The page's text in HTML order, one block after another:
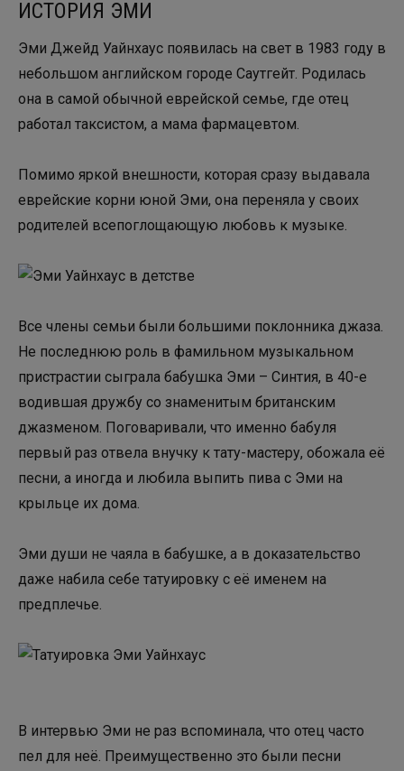
ИСТОРИЯ ЭМИ
Эми Джейд Уайнхаус появилась на свет в 1983 году в
небольшом английском городе Саутгейт. Родилась
она в самой обычной еврейской семье, где отец
работал таксистом, а мама фармацевтом.
Помимо яркой внешности, которая сразу выдавала
еврейские корни юной Эми, она переняла у своих
родителей всепоглощающую любовь к музыке.
Все члены семьи были большими поклонника джаза.
Не последнюю роль в фамильном музыкальном
пристрастии сыграла бабушка Эми – Синтия, в 40-е
водившая дружбу со знаменитым британским
джазменом. Поговаривали, что именно бабуля
первый раз отвела внучку к тату-мастеру, обожала её
песни, а иногда и любила выпить пива с Эми на
крыльце их дома.
Эми души не чаяла в бабушке, а в доказательство
даже набила себе татуировку с её именем на
предплечье.
В интервью Эми не раз вспоминала, что отец часто
пел для неё. Преимущественно это были песни